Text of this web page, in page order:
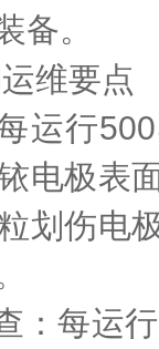
备。
维要点
运行
电极表
划伤电
：每运行